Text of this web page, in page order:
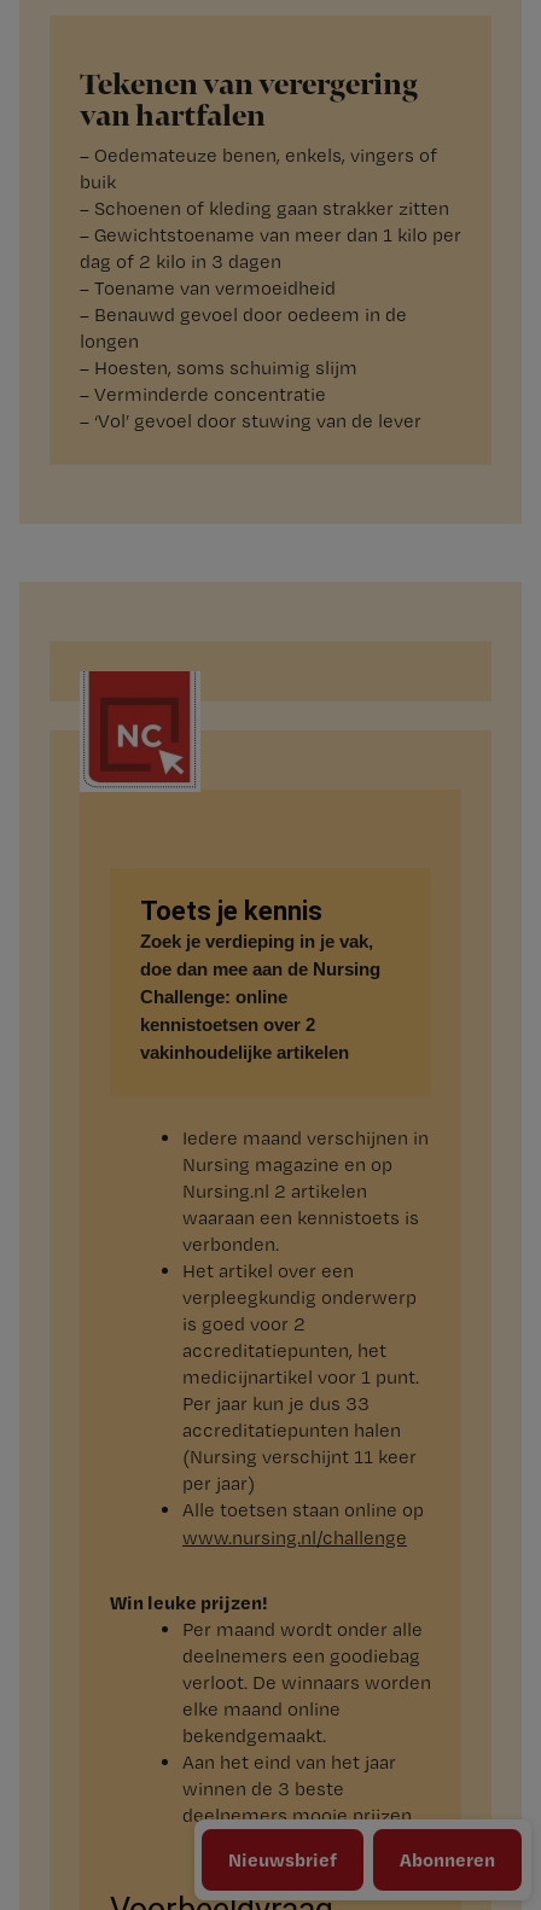
Nieuwsbrief Abonneren
Tekenen van verergering
van hartfalen
– Oedemateuze benen, enkels, vingers of
buik
– Schoenen of kleding gaan strakker zitten
– Gewichtstoename van meer dan 1 kilo per
dag of 2 kilo in 3 dagen
– Toename van vermoeidheid
– Benauwd gevoel door oedeem in de
longen
– Hoesten, soms schuimig slijm
– Verminderde concentratie
– ‘Vol’ gevoel door stuwing van de lever
Toets je kennis
Zoek je verdieping in je vak,
doe dan mee aan de Nursing
Challenge: online
kennistoetsen over 2
vakinhoudelijke artikelen
Iedere maand verschijnen in
Nursing magazine en op
Nursing.nl 2 artikelen
waaraan een kennistoets is
verbonden.
Het artikel over een
verpleegkundig onderwerp
is goed voor 2
accreditatiepunten, het
medicijnartikel voor 1 punt.
Per jaar kun je dus 33
accreditatiepunten halen
(Nursing verschijnt 11 keer
per jaar)
Alle toetsen staan online op
www.​nursing.​nl/​challenge
Win leuke prijzen!
Per maand wordt onder alle
deelnemers een goodiebag
verloot. De winnaars worden
elke maand online
bekendgemaakt.
Aan het eind van het jaar
winnen de 3 beste
deelnemers mooie prijzen